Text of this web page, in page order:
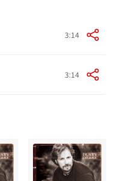
3:14
3:14